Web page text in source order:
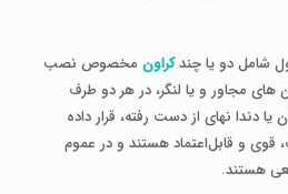
شامل دو یا چندکراونمخصوص نصب
مجاور و یا لنگر، در هر دو طرف
دندا ن­های از دست رفته، قرار داده
و قابل‌اعتماد هستند و در عموم
هستند.